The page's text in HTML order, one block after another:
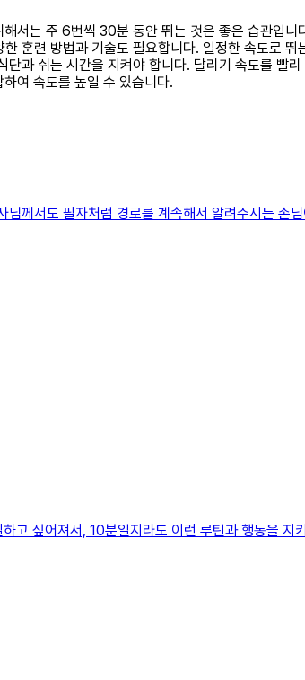
서는 주 6번씩 30분 동안 뛰는 것은 좋은 습관입
훈련 방법과 기술도 필요합니다. 일정한 속도로
과 쉬는 시간을 지켜야 합니다. 달리기 속도를 빨
여 속도를 높일 수 있습니다.
께서도 필자처럼 경로를 계속해서 알려주시는 손
고 싶어져서, 10분일지라도 이런 루틴과 행동을